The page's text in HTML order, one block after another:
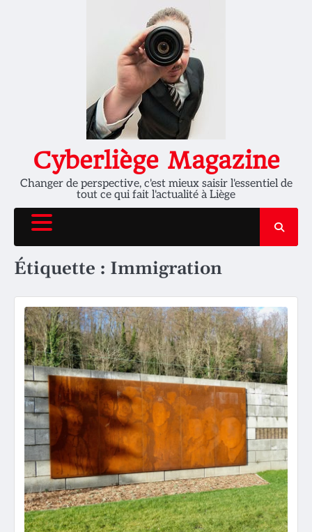
Cyberliège Magazine
Changer de perspective, c'est mieux saisir l'essentiel de
tout ce qui fait l'actualité à Liège
Étiquette : Immigration